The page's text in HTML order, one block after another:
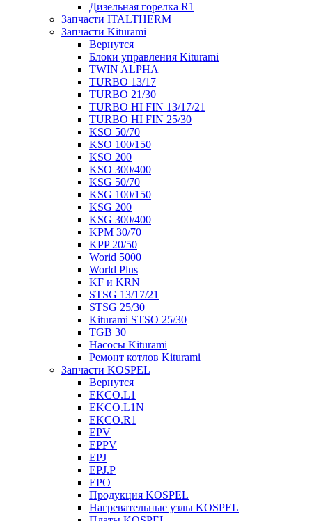
Дизельная горелка R1
Запчасти ITALTHERM
Запчасти Kiturami
Вернутся
Блоки управления Kiturami
TWIN ALPHA
TURBO 13/17
TURBO 21/30
TURBO HI FIN 13/17/21
TURBO HI FIN 25/30
KSO 50/70
KSO 100/150
KSO 200
KSO 300/400
KSG 50/70
KSG 100/150
KSG 200
KSG 300/400
KPM 30/70
KPP 20/50
Worid 5000
World Plus
KF и KRN
STSG 13/17/21
STSG 25/30
Kiturami STSO 25/30
TGB 30
Насосы Kiturami
Ремонт котлов Kiturami
Запчасти KOSPEL
Вернутся
EKCO.L1
EKCO.L1N
EKCO.R1
EPV
EPPV
EPJ
EPJ.P
EPO
Продукция KOSPEL
Нагревательные узлы KOSPEL